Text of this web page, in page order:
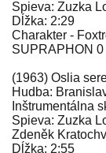
Spieva: Zuzka
Dĺžka: 2:29
Charakter -
SUPRAPHON
(1963) Oslia
Hudba:
Inštrumentálna
Spieva: Zuzka
Zdeněk
Dĺžka: 2:55